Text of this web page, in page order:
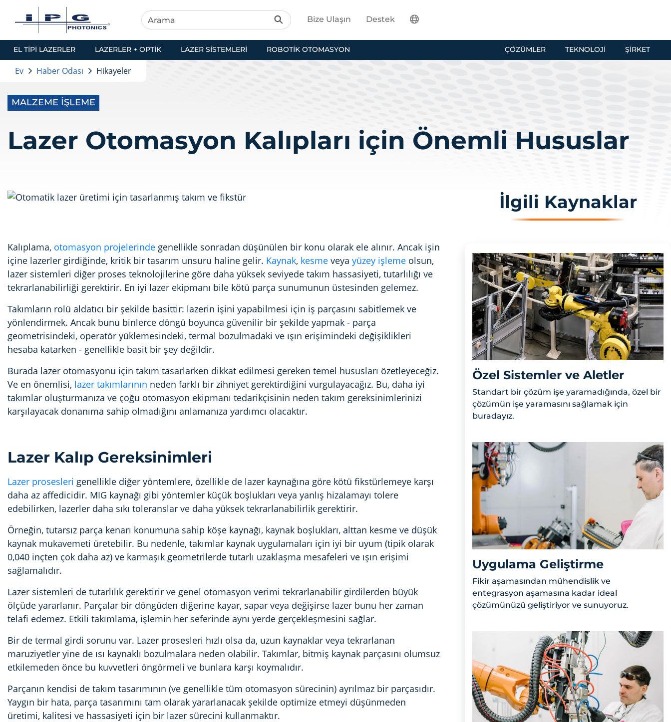
EL TIPI LAZERLER LAZERLER + OPTIK LAZER SISTEMLERI ROBOTIK OTOMASYON ÇÖZÜMLER TEKNOLOJI ŞIRKET
Bize Ulaşın Destek
Ev Haber Odası Hikayeler
MALZEME İŞLEME
Lazer Otomasyon Kalıpları için Önemli Hususlar
Kalıplama, otomasyon projelerinde genellikle sonradan düşünülen bir konu olarak ele alınır. Ancak işin
içine lazerler girdiğinde, kritik bir tasarım unsuru haline gelir. Kaynak, kesme veya yüzey işleme olsun,
lazer sistemleri diğer proses teknolojilerine göre daha yüksek seviyede takım hassasiyeti, tutarlılığı ve
tekrarlanabilirliği gerektirir. En iyi lazer ekipmanı bile kötü parça sunumunun üstesinden gelemez.
Takımların rolü aldatıcı bir şekilde basittir: lazerin işini yapabilmesi için iş parçasını sabitlemek ve
yönlendirmek. Ancak bunu binlerce döngü boyunca güvenilir bir şekilde yapmak - parça
geometrisindeki, operatör yüklemesindeki, termal bozulmadaki ve ışın erişimindeki değişiklikleri
hesaba katarken - genellikle basit bir şey değildir.
Burada lazer otomasyonu için takım tasarlarken dikkat edilmesi gereken temel hususları özetleyeceğiz.
Ve en önemlisi, lazer takımlarının neden farklı bir zihniyet gerektirdiğini vurgulayacağız. Bu, daha iyi
takımlar oluşturmanıza ve çoğu otomasyon ekipmanı tedarikçisinin neden takım gereksinimlerinizi
karşılayacak donanıma sahip olmadığını anlamanıza yardımcı olacaktır.
Lazer Kalıp Gereksinimleri
Lazer prosesleri genellikle diğer yöntemlere, özellikle de lazer kaynağına göre kötü fikstürlemeye karşı
daha az affedicidir. MIG kaynağı gibi yöntemler küçük boşlukları veya yanlış hizalamayı tolere
edebilirken, lazerler daha sıkı toleranslar ve daha yüksek tekrarlanabilirlik gerektirir.
Örneğin, tutarsız parça kenarı konumuna sahip köşe kaynağı, kaynak boşlukları, alttan kesme ve düşük
kaynak mukavemeti üretebilir. Bu nedenle, takımlar kaynak uygulamaları için iyi bir uyum (tipik olarak
0,040 inçten çok daha az) ve karmaşık geometrilerde tutarlı uzaklaşma mesafeleri ve ışın erişimi
sağlamalıdır.
Lazer sistemleri de tutarlılık gerektirir ve genel otomasyon verimi tekrarlanabilir girdilerden büyük
ölçüde yararlanır. Parçalar bir döngüden diğerine kayar, sapar veya değişirse lazer bunu her zaman
telafi edemez. Etkili takımlama, işlemin her seferinde aynı yerde gerçekleşmesini sağlar.
Bir de termal girdi sorunu var. Lazer prosesleri hızlı olsa da, uzun kaynaklar veya tekrarlanan
maruziyetler yine de ısı kaynaklı bozulmalara neden olabilir. Takımlar, bitmiş kaynak parçasını olumsuz
etkilemeden önce bu kuvvetleri öngörmeli ve bunlara karşı koymalıdır.
Parçanın kendisi de takım tasarımının (ve genellikle tüm otomasyon sürecinin) ayrılmaz bir parçasıdır.
Yaygın bir hata, parça tasarımını tam olarak yararlanacak şekilde optimize etmeyi düşünmeden
üretimi, kalitesi ve hassasiyeti için bir lazer sürecini kullanmaktır.
İlgili Kaynaklar
Özel Sistemler ve Aletler
Standart bir çözüm işe yaramadığında, özel bir
çözümün işe yaramasını sağlamak için
buradayız.
Uygulama Geliştirme
Fikir aşamasından mühendislik ve
entegrasyon aşamasına kadar ideal
çözümünüzü geliştiriyor ve sunuyoruz.